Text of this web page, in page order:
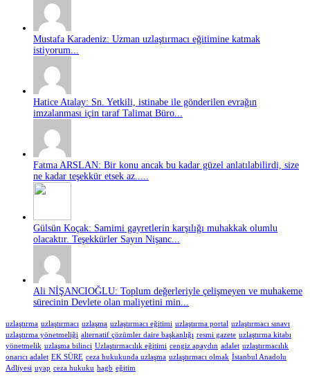
Mustafa Karadeniz: Uzman uzlaştırmacı eğitimine katmak
istiyorum...
Hatice Atalay: Sn. Yetkili, istinabe ile gönderilen evrağın
imzalanması için taraf Talimat Büro...
Fatma ARSLAN: Bir konu ancak bu kadar güzel anlatılabilirdi, size
ne kadar teşekkür etsek az.....
Gülsün Koçak: Samimi gayretlerin karşılığı muhakkak olumlu
olacaktır. Teşekkürler Sayın Nişanc...
Ali NİŞANCIOĞLU: Toplum değerleriyle çelişmeyen ve muhakeme
sürecinin Devlete olan maliyetini min...
uzlaştırma uzlaştırmacı uzlaşma uzlaştırmacı eğitimi uzlaştırma portal uzlaştırmacı sınavı
uzlaştırma yönetmeliği alternatif çözümler daire başkanlığı resmi gazete uzlaştırma kitabı
yönetmelik uzlaşma bilinci Uzlaştırmacılık eğitimi cengiz apaydın adalet uzlaştırmacılık
onarıcı adalet EK SÜRE ceza hukukunda uzlaşma uzlaştırmacı olmak İstanbul Anadolu
Adliyesi uyap ceza hukuku hagb eğitim